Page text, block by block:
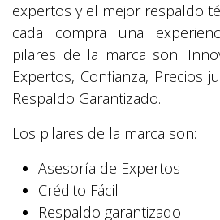
expertos y el mejor respaldo
cada compra una
pilares de la marca son:
Expertos, Confianza, Precios
Respaldo Garantizado.
Los pilares de la marca son:
Asesoría de Expertos
Crédito Fácil
Respaldo garantizado